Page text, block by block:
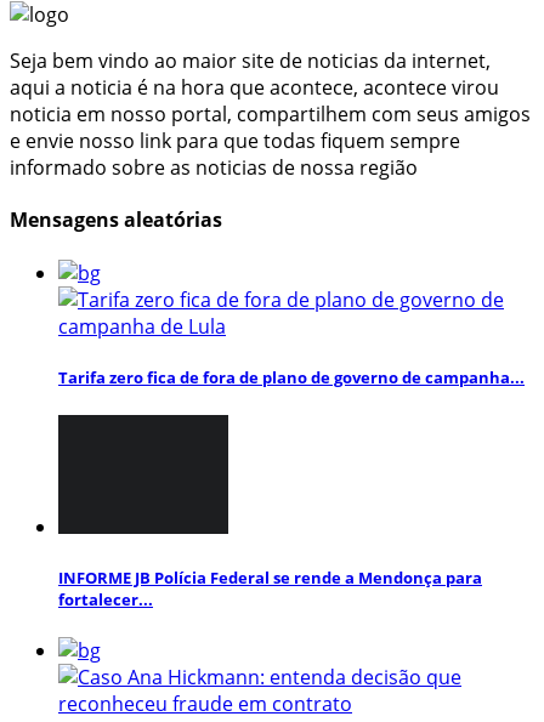
Seja bem vindo ao maior site de noticias da internet,
aqui a noticia é na hora que acontece, acontece virou
noticia em nosso portal, compartilhem com seus amigos
e envie nosso link para que todas fiquem sempre
informado sobre as noticias de nossa região
Mensagens aleatórias
Tarifa zero fica de fora de plano de governo de campanha...
INFORME JB Polícia Federal se rende a Mendonça para
fortalecer...